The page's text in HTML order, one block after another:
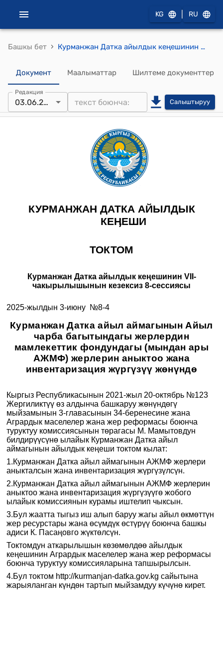
KG RU
Башкы бет › Курманжан Датка айылдык кеңешинин 2025-жылдын 3-июнундагы №8-4 Курманжан Датка айыл аймагынын Айыл чарба багытындагы жерлердин мамлекеттик фондундагы (мындан ары АЖМФ) жерлерин аныктоо жана инвентаризация жүргүзүү жөнүндө токтому
Документ Маалыматтар Шилтеме документтер
Редакция
03.06.2025 Салыштыруу